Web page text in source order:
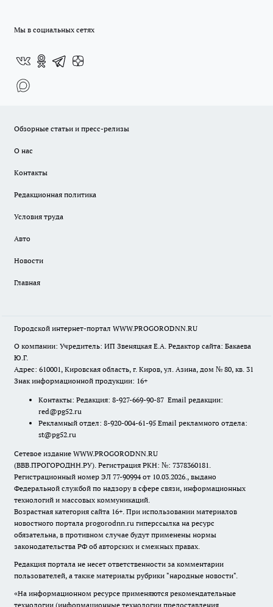
Мы в социальных сетях
Обзорные статьи и пресс-релизы
О нас
Контакты
Редакционная политика
Условия труда
Авто
Новости
Главная
Городской интернет-портал WWW.PROGORODNN.RU
О компании: Учредитель: ИП Звеняцкая Е.А. Редактор сайта: Бакаева
Ю.Г.
Адрес: 610001, Кировская область, г. Киров, ул. Азина, дом № 80, кв. 31
Знак информационной продукции: 16+
Контакты: Редакция: 8-927-669-90-87 Email редакции:
red@pg52.ru
Рекламный отдел: 8-920-004-61-95 Email рекламного отдела:
st@pg52.ru
Сетевое издание WWW.PROGORODNN.RU
(ВВВ.ПРОГОРОДНН.РУ). Регистрация РКН: №: 7378360181.
Регистрационный номер ЭЛ 77-90994 от 10.03.2026., выдано
Федеральной службой по надзору в сфере связи, информационных
технологий и массовых коммуникаций.
Возрастная категория сайта 16+. При использовании материалов
новостного портала progorodnn.ru гиперссылка на ресурс
обязательна, в противном случае будут применены нормы
законодательства РФ об авторских и смежных правах.
Редакция портала не несет ответственности за комментарии
пользователей, а также материалы рубрики "народные новости".
«На информационном ресурсе применяются рекомендательные
технологии (информационные технологии предоставления